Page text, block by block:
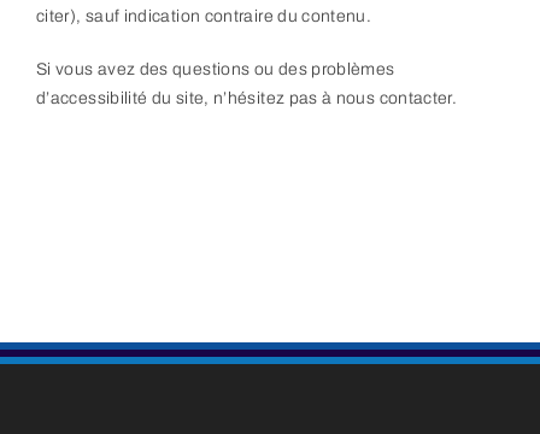
citer), sauf indication contraire du contenu.
Si vous avez des questions ou des problèmes
d’accessibilité du site, n’hésitez pas à nous contacter.